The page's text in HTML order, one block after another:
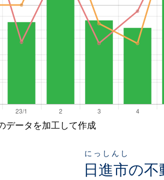
データを加工して作成
日進市
にっしんし
の不